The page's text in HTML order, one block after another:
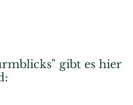
gibt es hier